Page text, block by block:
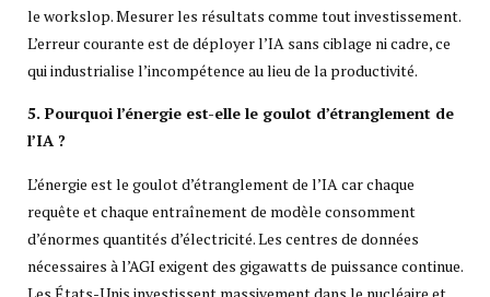
le workslop. Mesurer les résultats comme tout investissement.
L’erreur courante est de déployer l’IA sans ciblage ni cadre, ce
qui industrialise l’incompétence au lieu de la productivité.
5. Pourquoi l’énergie est-elle le goulot d’étranglement de
l’IA ?
L’énergie est le goulot d’étranglement de l’IA car chaque
requête et chaque entraînement de modèle consomment
d’énormes quantités d’électricité. Les centres de données
nécessaires à l’AGI exigent des gigawatts de puissance continue.
Les États-Unis investissent massivement dans le nucléaire et